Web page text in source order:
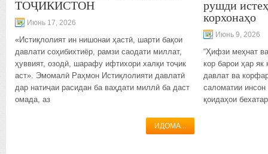
ТОҶИКИСТОН
Июнь 17, 2026
«Истиқлолият ин нишонаи ҳастӣ, шарти бақои
давлати соҳибихтиёр, рамзи саодати миллат,
ҳуввият, озодӣ, шарафу ифтихори халқи тоҷик
аст». Эмомалӣ Раҳмон Истиқлолияти давлатӣ
дар натиҷаи расидан ба ваҳдати миллӣ ба даст
омада, аз
ИДОМА...
рушди
корхонаҳо
Июнь 9, 2026
“Ҳифзи меҳнат
кор барои ҳар
давлат ва
саломатии
қоидаҳои